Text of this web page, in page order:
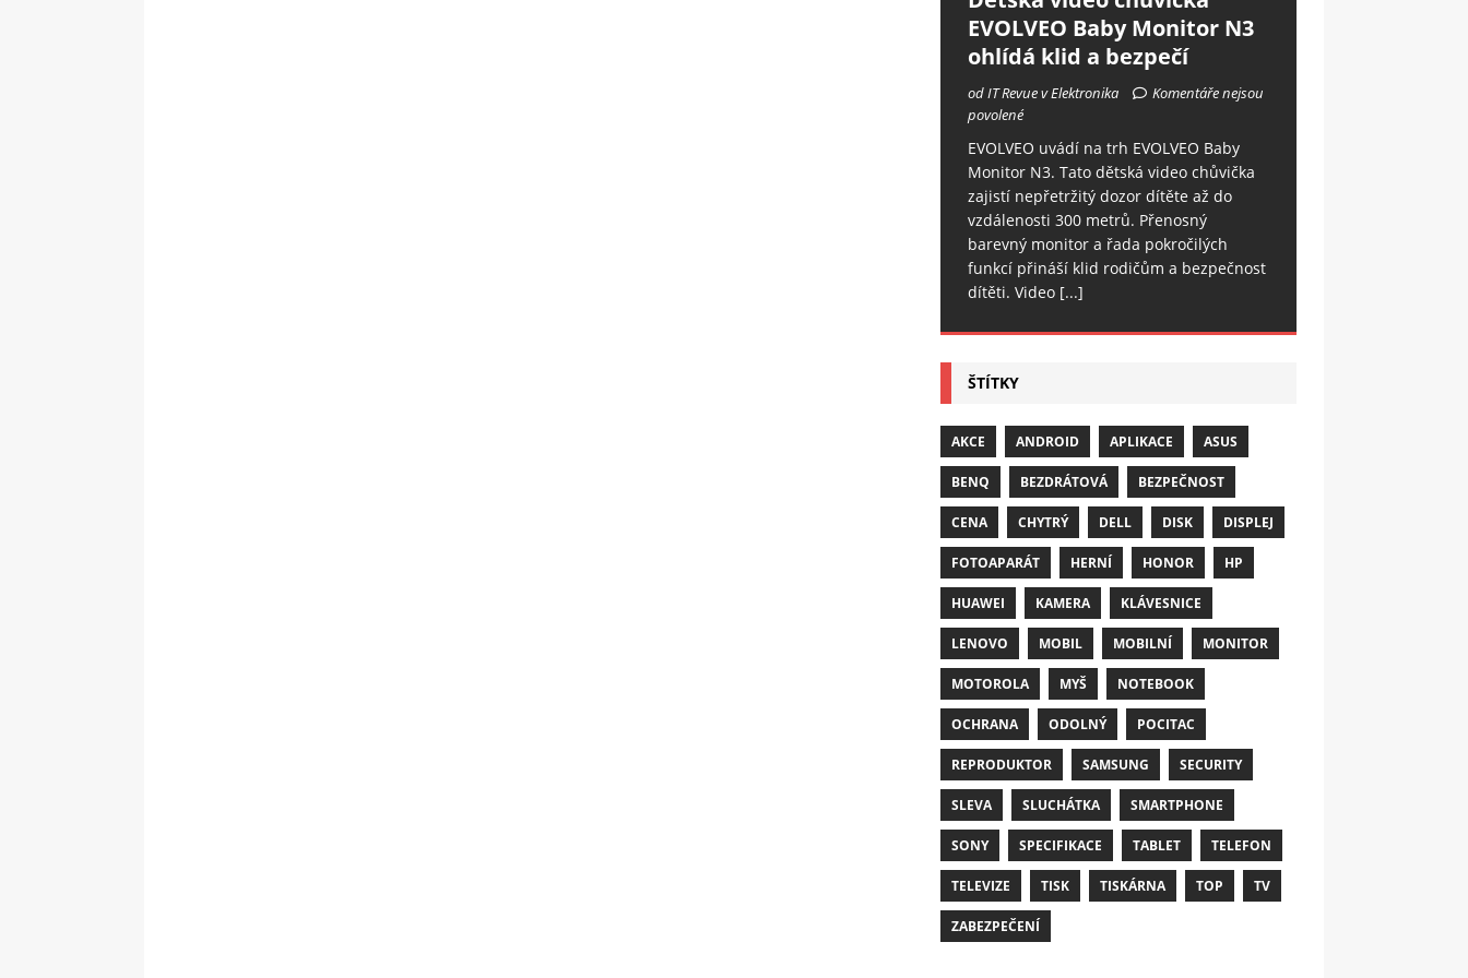
EVOLVEO Baby Monitor N3
ohlídá klid a bezpečí
od IT Revue v Elektronika
Komentáře nejsou
povolené
EVOLVEO uvádí na trh EVOLVEO Baby
Monitor N3. Tato dětská video chůvička
zajistí nepřetržitý dozor dítěte až do
vzdálenosti 300 metrů. Přenosný
barevný monitor a řada pokročilých
funkcí přináší klid rodičům a bezpečnost
dítěti. Video [...]
ŠTÍTKY
AKCE ANDROID APLIKACE ASUS
BENQ BEZDRÁTOVÁ BEZPEČNOST
CENA CHYTRÝ DELL DISK DISPLEJ
FOTOAPARÁT HERNÍ HONOR HP
HUAWEI KAMERA KLÁVESNICE
LENOVO MOBIL MOBILNÍ MONITOR
MOTOROLA MYŠ NOTEBOOK
OCHRANA ODOLNÝ POCITAC
REPRODUKTOR SAMSUNG SECURITY
SLEVA SLUCHÁTKA SMARTPHONE
SONY SPECIFIKACE TABLET TELEFON
TELEVIZE TISK TISKÁRNA TOP TV
ZABEZPEČENÍ